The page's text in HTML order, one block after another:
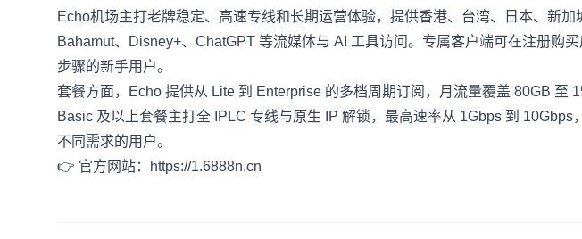
Echo机场主打老牌稳定、高速专线和长期运营体验，提供香港、台湾、日本、新加
Bahamut、Disney+、ChatGPT 等流媒体与 AI 工具访问。专属客户端可在注册购
步骤的新手用户。
套餐方面，Echo 提供从 Lite 到 Enterprise 的多档周期订阅，月流量覆盖 80GB 至
Basic 及以上套餐主打全 IPLC 专线与原生 IP 解锁，最高速率从 1Gbps 到
不同需求的用户。
👉 官方网站：
https://1.6888n.cn